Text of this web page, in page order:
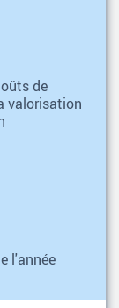
de
valorisation
l'année